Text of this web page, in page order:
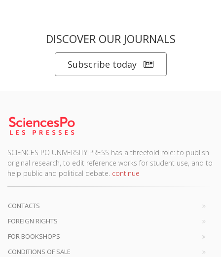
DISCOVER OUR JOURNALS
Subscribe today
SCIENCES PO UNIVERSITY PRESS has a threefold role: to publish
original research, to edit reference works for student use, and to
help public and political debate. continue
CONTACTS
FOREIGN RIGHTS
FOR BOOKSHOPS
CONDITIONS OF SALE